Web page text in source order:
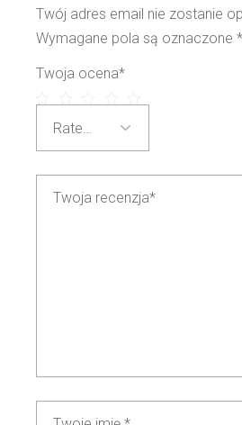
Twój adres email nie zostanie
Wymagane pola są oznaczone*
Twoja ocena*